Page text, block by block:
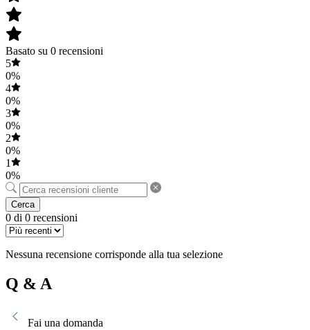
Basato su 0 recensioni
5
0%
4
0%
3
0%
2
0%
1
0%
Cerca
0 di 0 recensioni
Nessuna recensione corrisponde alla tua selezione
Q & A
Fai una domanda